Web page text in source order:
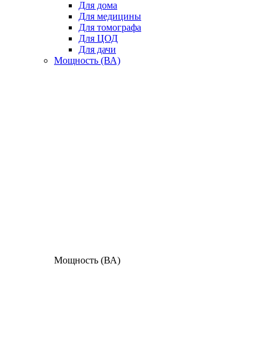
Для дома
Для медицины
Для томографа
Для ЦОД
Для дачи
Мощность (ВА)
Мощность (ВА)